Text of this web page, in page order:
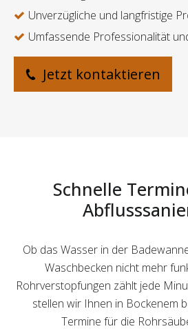
Unverzügliche und langfristige
Umfassende Professionalität
Jetzt kontaktieren
Schnelle
Ob das Wasser in der
Waschbecken nicht mehr
Rohrverstopfungen zählt jede
stellen wir Ihnen in Bockenem
Termine für die